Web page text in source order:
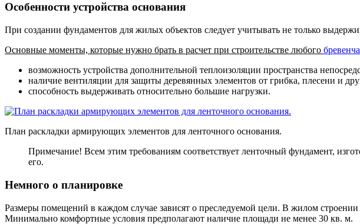
Особенности устройства основания
При создании фундаментов для жилых объектов следует учитывать не только
Основные моменты, которые нужно брать в расчет при строительстве любого
возможность устройства дополнительной теплоизоляции пространства
наличие вентиляции для защиты деревянных элементов от грибка, плесени и
способность выдерживать относительно большие нагрузки.
План раскладки армирующих элементов для ленточного основания.
Примечание! Всем этим требованиям соответствует ленточный фундамент,
его.
Немного о планировке
Размеры помещений в каждом случае зависят о преследуемой цели. В жилом
Минимально комфортные условия предполагают наличие площади не менее 30 кв. м.